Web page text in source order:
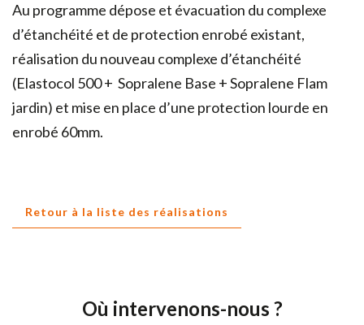
Au programme dépose et évacuation du complexe
d’étanchéité et de protection enrobé existant,
réalisation du nouveau complexe d’étanchéité
(Elastocol 500 + Sopralene Base + Sopralene Flam
jardin) et mise en place d’une protection lourde en
enrobé 60mm.
Retour à la liste des réalisations
Où intervenons-nous ?